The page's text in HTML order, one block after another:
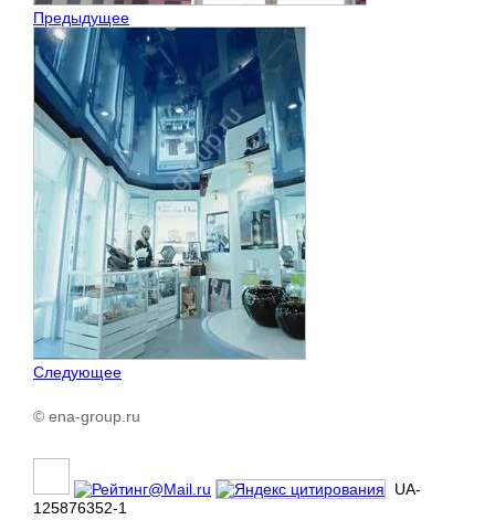
Предыдущее
Следующее
© ena-group.ru
UA-
125876352-1